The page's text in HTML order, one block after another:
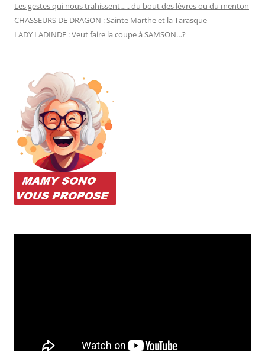
Les gestes qui nous trahissent….. du bout des lèvres ou du menton
CHASSEURS DE DRAGON : Sainte Marthe et la Tarasque
LADY LADINDE : Veut faire la coupe à SAMSON…?